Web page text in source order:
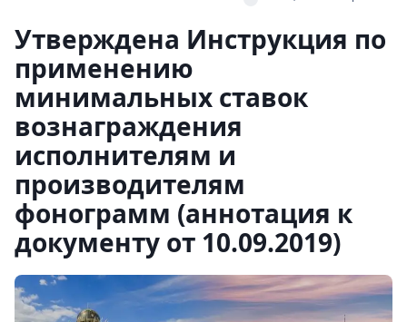
Утверждена Инструкция по
применению
минимальных ставок
вознаграждения
исполнителям и
производителям
фонограмм (аннотация к
документу от 10.09.2019)